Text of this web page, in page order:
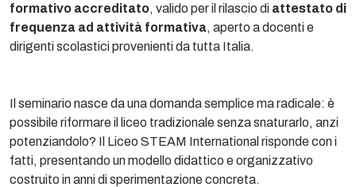
formativo accreditato, valido per il rilascio di attestato di
frequenza ad attività formativa, aperto a docenti e
dirigenti scolastici provenienti da tutta Italia.
Il seminario nasce da una domanda semplice ma radicale: è
possibile riformare il liceo tradizionale senza snaturarlo, anzi
potenziandolo? Il Liceo STEAM International risponde con i
fatti, presentando un modello didattico e organizzativo
costruito in anni di sperimentazione concreta.